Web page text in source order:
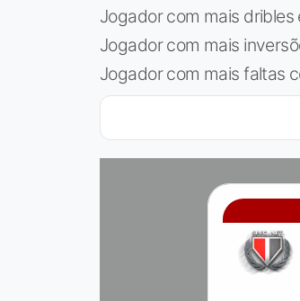
Jogador com mais dribles
Jogador com mais
Jogador com mais faltas